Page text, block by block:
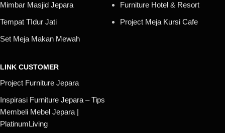
Mimbar Masjid Jepara
Tempat TIdur Jati
Set Meja Makan Mewah
Furniture Hotel & Resort
Project Meja Kursi Cafe
LINK CUSTOMER
Project Furniture Jepara
Inspirasi Furniture Jepara – Tips
Membeli Mebel Jepara |
PlatinumLiving